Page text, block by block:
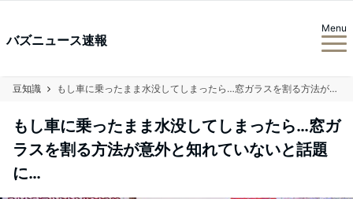
バズニュース速報
Menu
豆知識 もし車に乗ったまま水没してしまったら…窓ガラスを割る方法が意外と知れていないと話題に…
もし車に乗ったまま水没してしまったら…窓ガ
ラスを割る方法が意外と知れていないと話題
に…